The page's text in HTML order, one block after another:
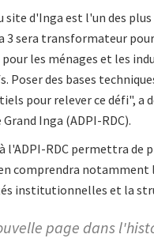
d'Inga est l'un des
sera transformateur pour
les ménages et les
Poser des bases
pour relever ce défi", a
Inga (ADPI-RDC).
l'ADPI-RDC permettra
comprendra
institutionnelles et la
page dans